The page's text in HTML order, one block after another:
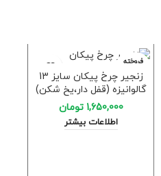
فروخته
زنجیر چرخ پیکان سایز 13
گالوانیزه (قفل دار،یخ شکن)
1,650,000 تومان
اطلاعات بیشتر